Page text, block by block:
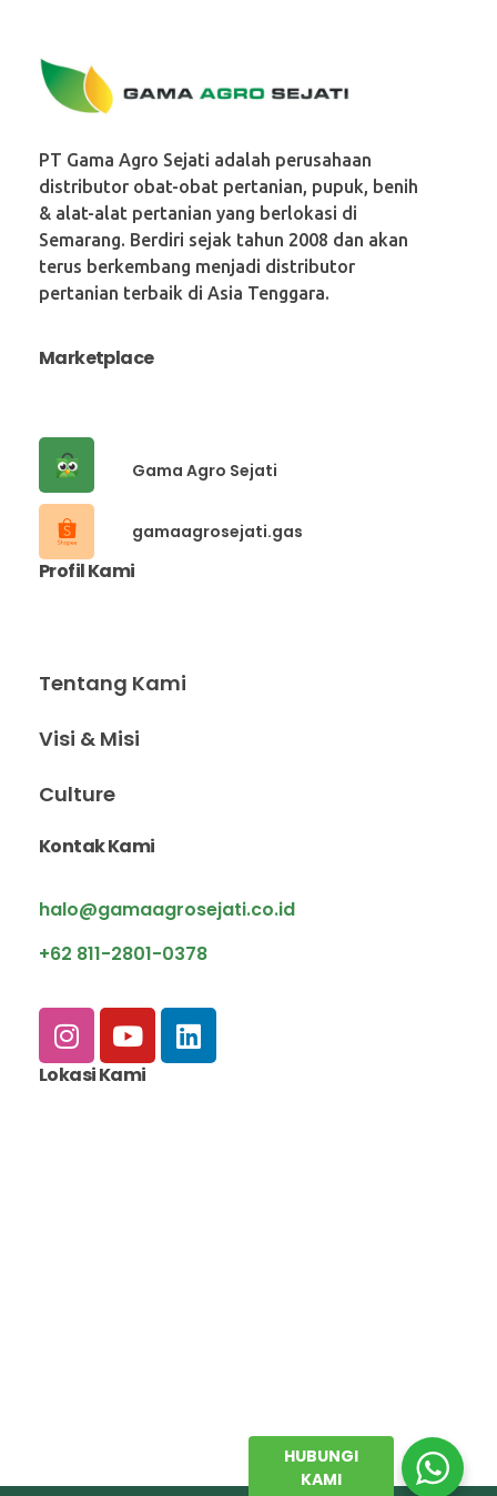
PT Gama Agro Sejati adalah perusahaan
distributor obat-obat pertanian, pupuk, benih
& alat-alat pertanian yang berlokasi di
Semarang. Berdiri sejak tahun 2008 dan akan
terus berkembang menjadi distributor
pertanian terbaik di Asia Tenggara.
Marketplace
Gama Agro Sejati
gamaagrosejati.gas
Profil Kami
Tentang Kami
Visi & Misi
Culture
Kontak Kami
halo@gamaagrosejati.co.id
+62 811-2801-0378
Lokasi Kami
HUBUNGI
KAMI